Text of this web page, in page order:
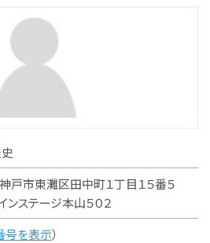
戸市東灘区田中町１丁目１５番５
ステージ本山５０２
号を表示）